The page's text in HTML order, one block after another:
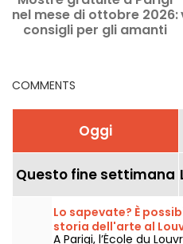
nel mese di ottobre 2026:
consigli per gli amanti
COMMENTS
Oggi
Questo fine settimana
Lo sapevate? È
storia dell'arte al
A Parigi, l’École du